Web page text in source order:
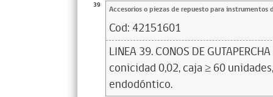
39 Accesorios o piezas de repuesto para instrumentos
Cod: 42151601
LINEA 39. CONOS DE
conicidad 0,02, caja ≥ 60
endodóntico.